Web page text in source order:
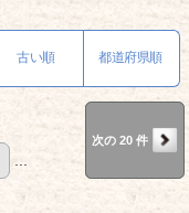
古い順 都道府県順
...
次の 20 件